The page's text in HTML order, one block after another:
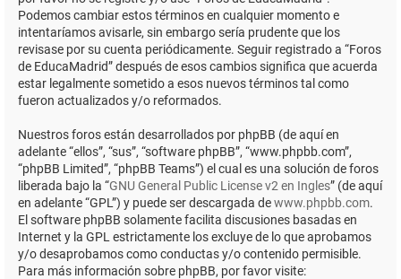
Podemos cambiar estos términos en cualquier momento e
intentaríamos avisarle, sin embargo sería prudente que los
revisase por su cuenta periódicamente. Seguir registrado a “Foros
de EducaMadrid” después de esos cambios significa que acuerda
estar legalmente sometido a esos nuevos términos tal como
fueron actualizados y/o reformados.
Nuestros foros están desarrollados por phpBB (de aquí en
adelante “ellos”, “sus”, “software phpBB”, “www.phpbb.com”,
“phpBB Limited”, “phpBB Teams”) el cual es una solución de foros
liberada bajo la “GNU General Public License v2 en Ingles” (de aquí
en adelante “GPL”) y puede ser descargada dewww.phpbb.com.
El software phpBB solamente facilita discusiones basadas en
Internet y la GPL estrictamente los excluye de lo que aprobamos
y/o desaprobamos como conductas y/o contenido permisible.
Para más información sobre phpBB, por favor visite: